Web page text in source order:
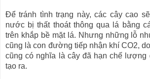
Để tránh tình trạng này, các cây cao
nước bị thất thoát thông qua lá bằng
trên khắp bề mặt lá. Nhưng những lỗ
cũng là con đường tiếp nhận khí CO2,
cũng có nghĩa là cây đã hạn chế lượng
tạo ra.